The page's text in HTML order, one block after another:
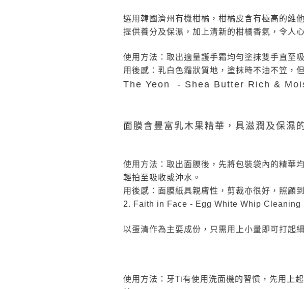
選用韓國濟州有機柑橘，柑橘皮含有極高的維
提供養分及保濕，加上清新的柑橘香氣，令人
使用方法：取出適量護手霜均勻塗抹雙手直至吸
用後感：乳白色霜狀質地，塗抹時不油不笠，
The Yeon - Shea Butter Rich &
面膜含豐富乳木果精華，具滋潤及保濕
使用方法：取出面膜後，先將包裝袋內的精華
輕拍至吸收或沖水。
用後感：面膜紙具親膚性，剪裁亦很好，照顧
2. Faith in Face - Egg White Whip Cleaning
以蛋清作為主耍成份，只需用上小量即可打起
使用方法：牙Ti有使用洗面機的習慣，先用上